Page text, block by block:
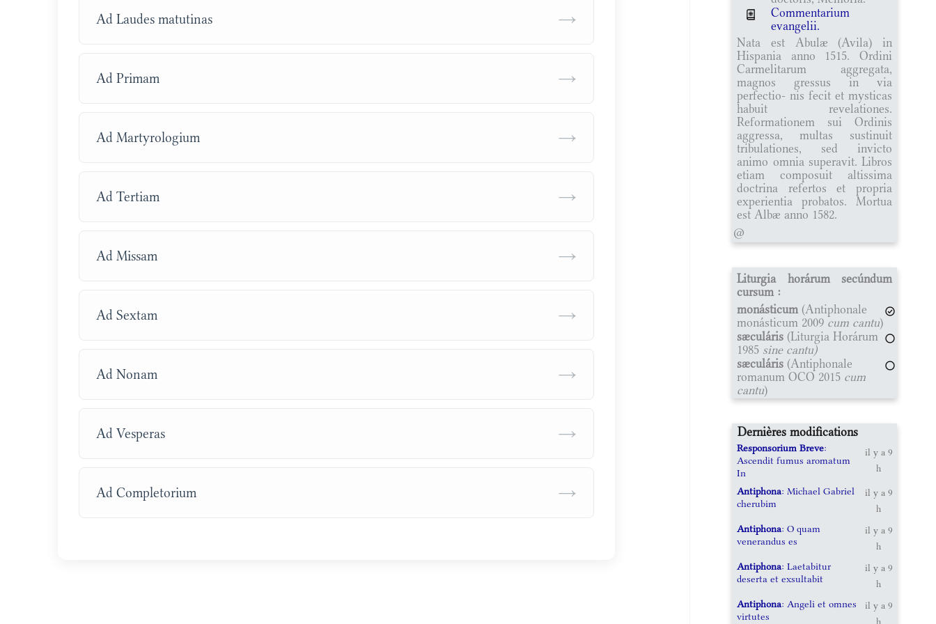
Ad Laudes matutinas →
Ad Primam →
Ad Martyrologium →
Ad Tertiam →
Ad Missam →
Ad Sextam →
Ad Nonam →
Ad Vesperas →
Ad Completorium →
Commentarium
evangelii.
Nata est Abulæ (Avila) in
Hispania anno 1515. Ordini
Carmelitarum aggregata,
magnos gressus in via
perfectio- nis fecit et mysticas
habuit revelationes.
Reformationem sui Ordinis
aggressa, multas sustinuit
tribulationes, sed invicto
animo omnia superavit. Libros
etiam composuit altissima
doctrina refertos et propria
experientia probatos. Mortua
est Albæ anno 1582.
@
Liturgia horárum secúndum
cursum :
monásticum (Antiphonale
monásticum 2009 cum cantu)
sæculáris (Liturgia Horárum
1985 sine cantu)
sæculáris (Antiphonale
romanum OCO 2015 cum
cantu)
Dernières modifications
Responsorium Breve:
Ascendit fumus aromatum
In
il y a 9
h
Antiphona: Michael Gabriel
cherubim
il y a 9
h
Antiphona: O quam
venerandus es
il y a 9
h
Antiphona: Laetabitur
deserta et exsultabit
il y a 9
h
Antiphona: Angeli et omnes
virtutes
il y a 9
h